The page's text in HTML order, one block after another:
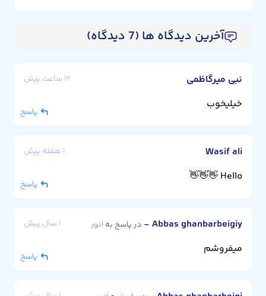
آخرین دیدگاه ها (7 دیدگاه)
نبی میرگاظمی ۱۲ ساعت پیش
خیلیخوب
Wasif ali ۱ هفته پیش
Hello 👋👋👋
Abbas ghanbarbeigiy
- در پاسخ به انور ۱ سال پیش
میفروشم